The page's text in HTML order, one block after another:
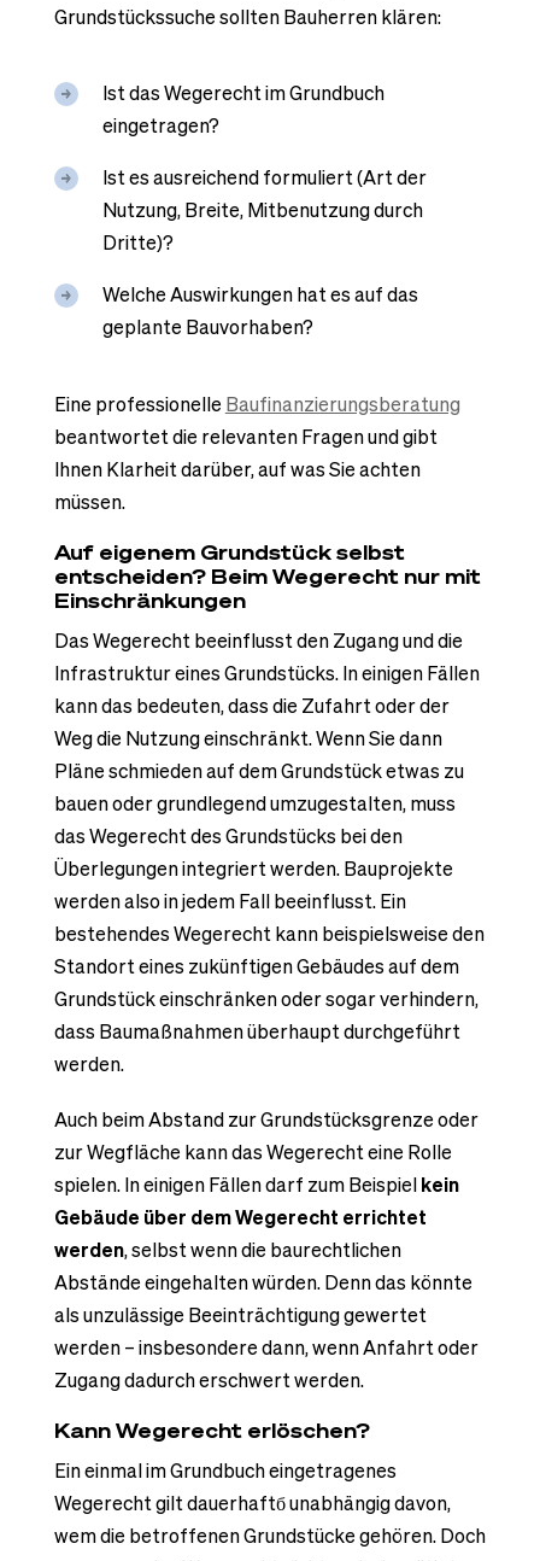
Grundstückssuche sollten Bauherren klären:
Ist das Wegerecht im Grundbuch
eingetragen?
Ist es ausreichend formuliert (Art der
Nutzung, Breite, Mitbenutzung durch
Dritte)?
Welche Auswirkungen hat es auf das
geplante Bauvorhaben?
Eine professionelle Baufinanzierungsberatung
beantwortet die relevanten Fragen und gibt
Ihnen Klarheit darüber, auf was Sie achten
müssen.
Auf eigenem Grundstück selbst
entscheiden? Beim Wegerecht nur mit
Einschränkungen
Das Wegerecht beeinflusst den Zugang und die
Infrastruktur eines Grundstücks. In einigen Fällen
kann das bedeuten, dass die Zufahrt oder der
Weg die Nutzung einschränkt. Wenn Sie dann
Pläne schmieden auf dem Grundstück etwas zu
bauen oder grundlegend umzugestalten, muss
das Wegerecht des Grundstücks bei den
Überlegungen integriert werden. Bauprojekte
werden also in jedem Fall beeinflusst. Ein
bestehendes Wegerecht kann beispielsweise den
Standort eines zukünftigen Gebäudes auf dem
Grundstück einschränken oder sogar verhindern,
dass Baumaßnahmen überhaupt durchgeführt
werden.
Auch beim Abstand zur Grundstücksgrenze oder
zur Wegfläche kann das Wegerecht eine Rolle
spielen. In einigen Fällen darf zum Beispielkein
Gebäude über dem Wegerecht errichtet
werden, selbst wenn die baurechtlichen
Abstände eingehalten würden. Denn das könnte
als unzulässige Beeinträchtigung gewertet
werden – insbesondere dann, wenn Anfahrt oder
Zugang dadurch erschwert werden.
Kann Wegerecht erlöschen?
Ein einmal im Grundbuch eingetragenes
Wegerecht gilt dauerhaftб unabhängig davon,
wem die betroffenen Grundstücke gehören. Doch